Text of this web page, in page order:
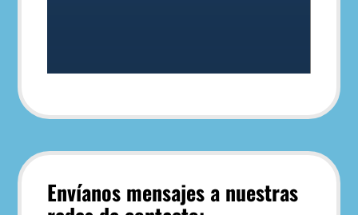
Envíanos mensajes a nuestras